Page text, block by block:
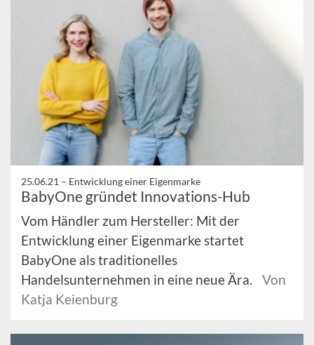
25.06.21 – Entwicklung einer Eigenmarke
BabyOne gründet Innovations-Hub
Vom Händler zum Hersteller: Mit der
Entwicklung einer Eigenmarke startet
BabyOne als traditionelles
Handelsunternehmen in eine neue Ära.
Von
Katja Keienburg